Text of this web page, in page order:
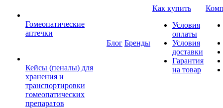
Гомеопатические
аптечки
Кейсы (пеналы) для
хранения и
транспортировки
гомеопатических
препаратов
Блог Бренды
Как купить
Условия
оплаты
Условия
доставки
Гарантия
на товар